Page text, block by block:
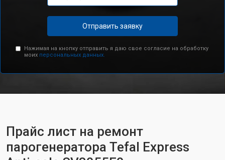
Отправить заявку
Нажимая на кнопку отправить я даю свое согласие на обработку
моих персональных данных.
Прайс лист на ремонт
парогенератора Tefal Express